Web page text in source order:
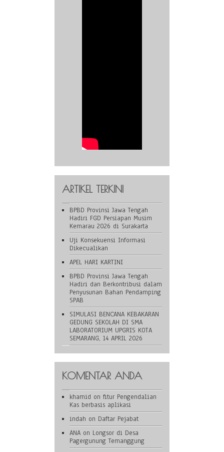
ARTIKEL TERKINI
BPBD Provinsi Jawa Tengah
Hadiri FGD Persiapan Musim
Kemarau 2026 di Surakarta
Uji Konsekuensi Informasi
Dikecualikan
APEL HARI KARTINI
BPBD Provinsi Jawa Tengah
Hadiri dan Berkontribusi dalam
Penyusunan Bahan Pendamping
SPAB
SIMULASI BENCANA KEBAKARAN
GEDUNG SEKOLAH DI SMA
LABORATORIUM UPGRIS KOTA
SEMARANG, 14 APRIL 2026
KOMENTAR ANDA
khamid on fitur Pengendalian
Kas berbasis aplikasi
indah on Daftar Pejabat
ANA on Longsor di Desa
Pagergunung Temanggung